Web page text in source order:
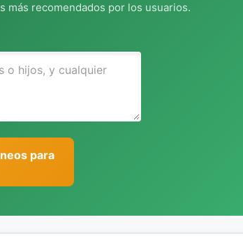
más recomendados por los usuarios.
para